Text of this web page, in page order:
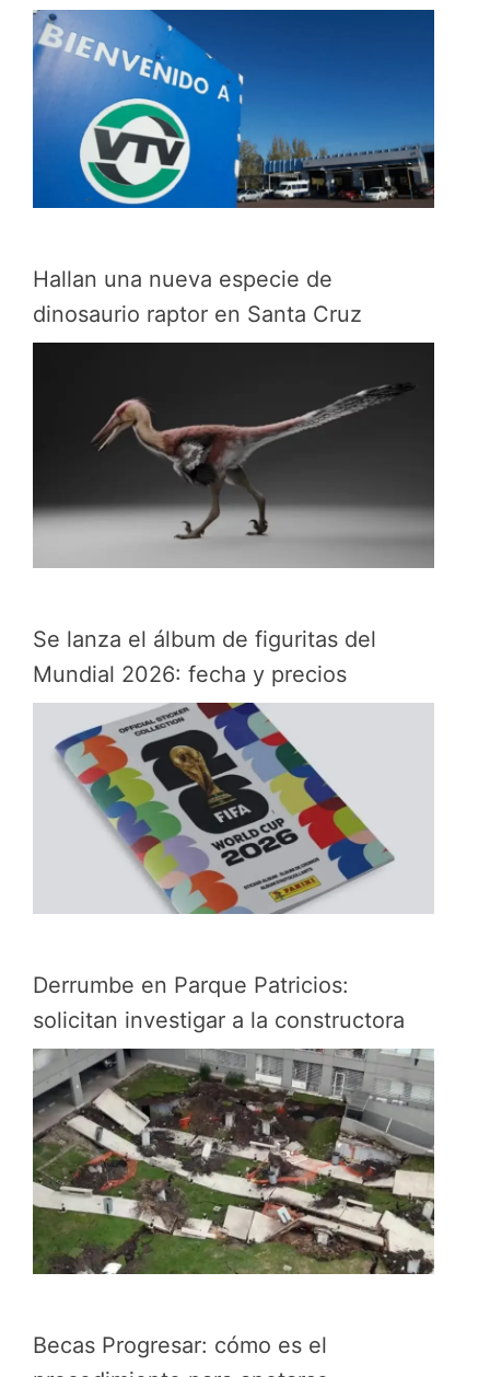
Hallan una nueva especie de
dinosaurio raptor en Santa Cruz
Se lanza el álbum de figuritas del
Mundial 2026: fecha y precios
Derrumbe en Parque Patricios:
solicitan investigar a la constructora
Becas Progresar: cómo es el